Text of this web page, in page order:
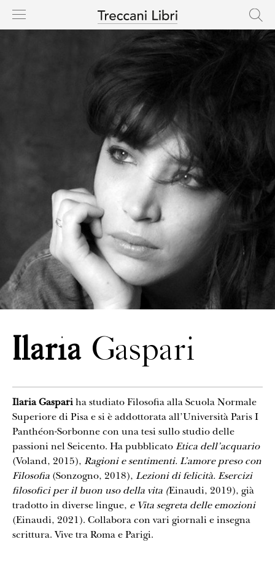
HOME
CASA EDITRICE
CATALOGO
AUTORI
NOVITÀ
IN USCITA
RIGHTS
CONTATTI
IlariaGaspari
Ilaria Gaspariha studiato Filosofia alla Scuola Normale
Superiore di Pisa e si è addottorata all’Università Paris I
Panthéon-Sorbonne con una tesi sullo studio delle
passioni nel Seicento. Ha pubblicatoEtica dell’acquario
(Voland, 2015), Ragioni e sentimenti. L’amore preso con
Filosofia (Sonzogno, 2018), Lezioni di felicità. Esercizi
filosofici per il buon uso della vita (Einaudi, 2019), già
tradotto in diverse lingue, e Vita segreta delle emozioni
(Einaudi, 2021). Collabora con vari giornali e insegna
scrittura. Vive tra Roma e Parigi.